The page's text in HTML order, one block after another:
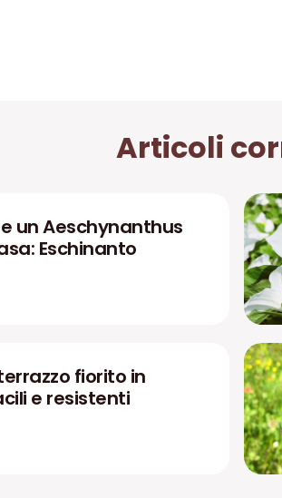
Articoli
un Aeschynanthus
Eschinanto
fiorito in
e resistenti